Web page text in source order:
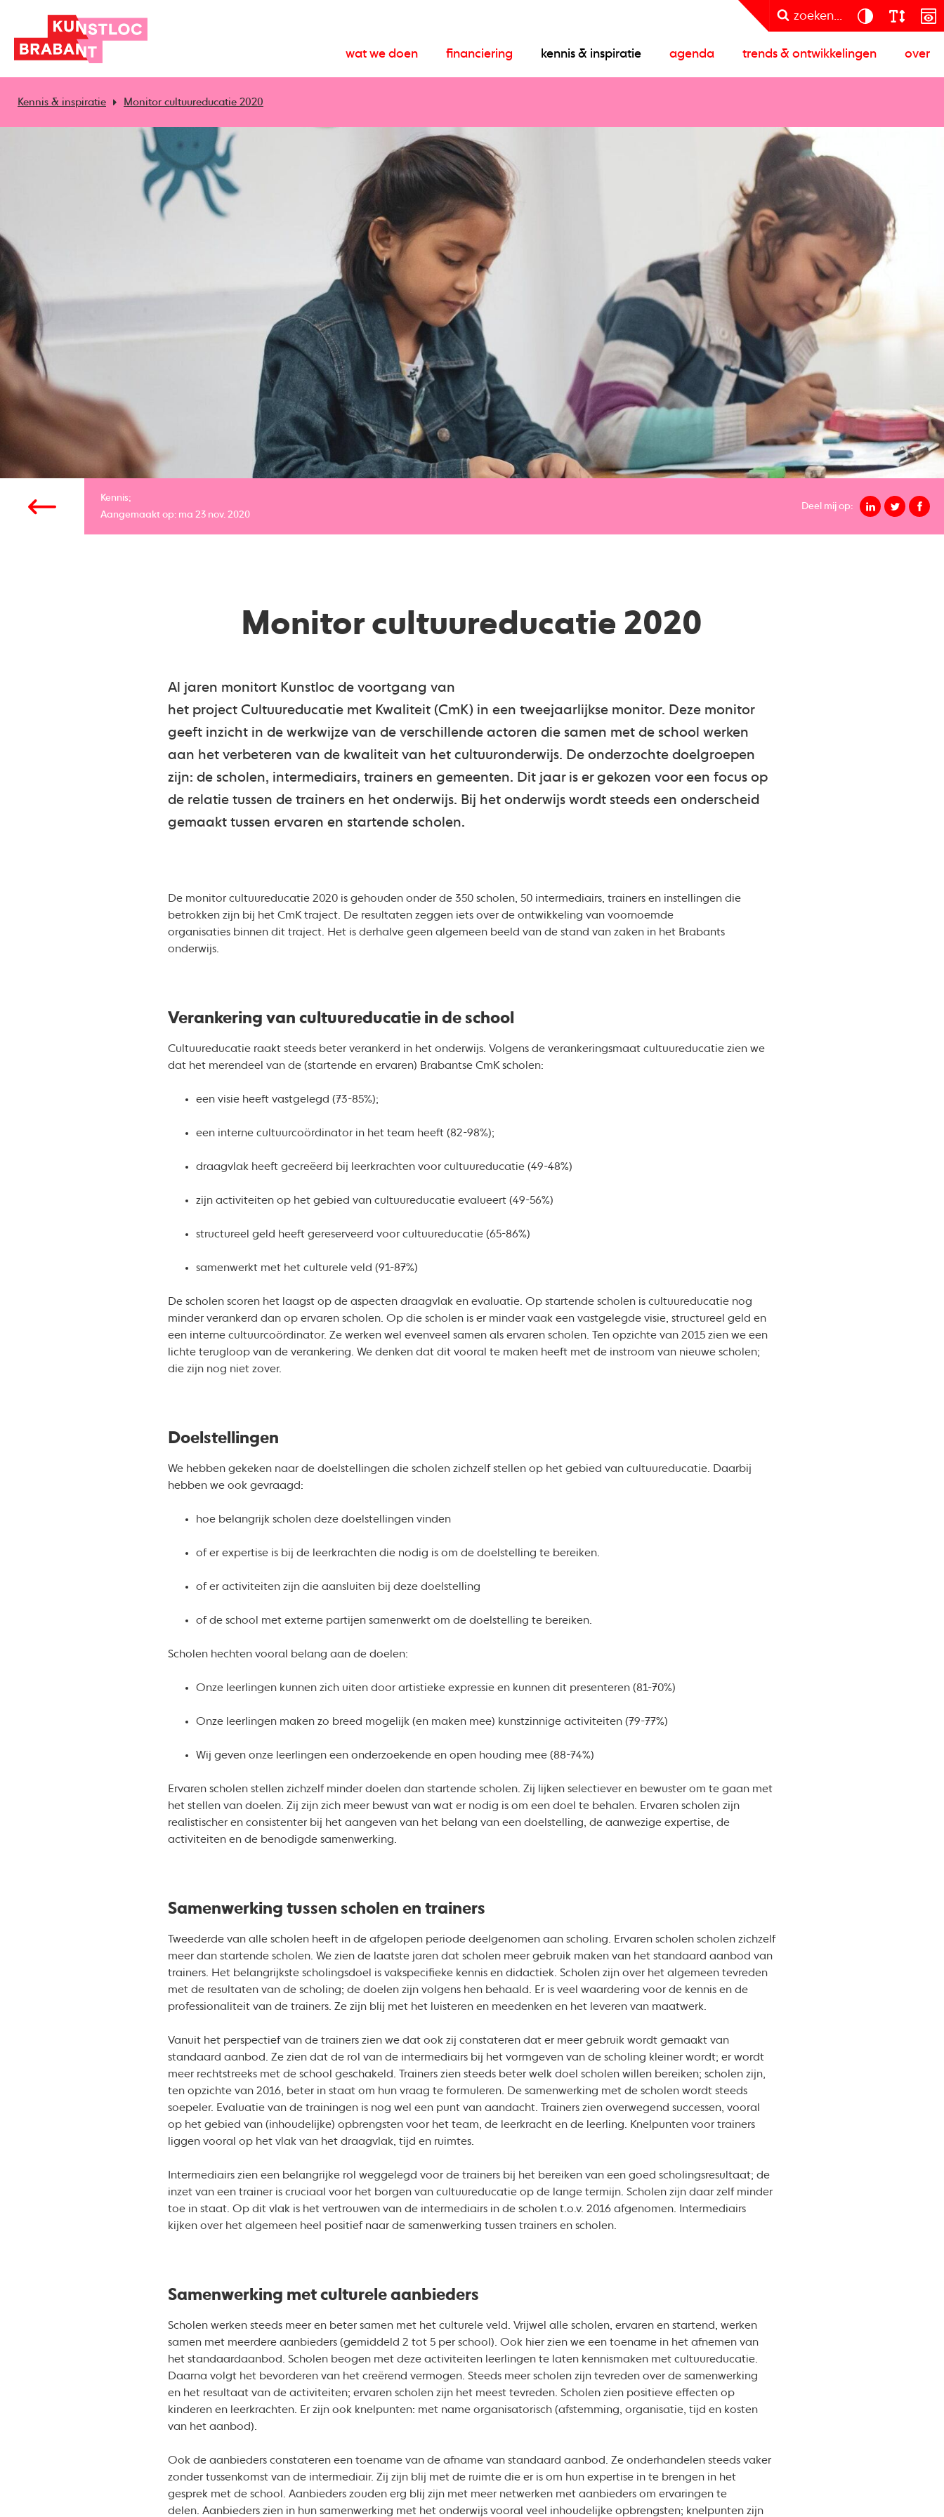
zoeken...
wat we doen financiering kennis & inspiratie agenda trends & ontwikkelingen over
Kennis & inspiratie Monitor cultuureducatie 2020
Kennis;
Aangemaakt op: ma 23 nov. 2020
Deel mij op:
Monitor cultuureducatie 2020
Al jaren monitort Kunstloc de voortgang van
het project Cultuureducatie met Kwaliteit (CmK) in een tweejaarlijkse monitor. Deze monitor
geeft inzicht in de werkwijze van de verschillende actoren die samen met de school werken
aan het verbeteren van de kwaliteit van het cultuuronderwijs. De onderzochte doelgroepen
zijn: de scholen, intermediairs, trainers en gemeenten. Dit jaar is er gekozen voor een focus op
de relatie tussen de trainers en het onderwijs. Bij het onderwijs wordt steeds een onderscheid
gemaakt tussen ervaren en startende scholen.
De monitor cultuureducatie 2020 is gehouden onder de 350 scholen, 50 intermediairs, trainers en instellingen die
betrokken zijn bij het CmK traject. De resultaten zeggen iets over de ontwikkeling van voornoemde
organisaties binnen dit traject. Het is derhalve geen algemeen beeld van de stand van zaken in het Brabants
onderwijs.
Verankering van cultuureducatie in de school
Cultuureducatie raakt steeds beter verankerd in het onderwijs. Volgens de verankeringsmaat cultuureducatie zien we
dat het merendeel van de (startende en ervaren) Brabantse CmK scholen:
een visie heeft vastgelegd (73-85%);
een interne cultuurcoördinator in het team heeft (82-98%);
draagvlak heeft gecreëerd bij leerkrachten voor cultuureducatie (49-48%)
zijn activiteiten op het gebied van cultuureducatie evalueert (49-56%)
structureel geld heeft gereserveerd voor cultuureducatie (65-86%)
samenwerkt met het culturele veld (91-87%)
De scholen scoren het laagst op de aspecten draagvlak en evaluatie. Op startende scholen is cultuureducatie nog
minder verankerd dan op ervaren scholen. Op die scholen is er minder vaak een vastgelegde visie, structureel geld en
een interne cultuurcoördinator. Ze werken wel evenveel samen als ervaren scholen. Ten opzichte van 2015 zien we een
lichte terugloop van de verankering. We denken dat dit vooral te maken heeft met de instroom van nieuwe scholen;
die zijn nog niet zover.
Doelstellingen
We hebben gekeken naar de doelstellingen die scholen zichzelf stellen op het gebied van cultuureducatie. Daarbij
hebben we ook gevraagd:
hoe belangrijk scholen deze doelstellingen vinden
of er expertise is bij de leerkrachten die nodig is om de doelstelling te bereiken.
of er activiteiten zijn die aansluiten bij deze doelstelling
of de school met externe partijen samenwerkt om de doelstelling te bereiken.
Scholen hechten vooral belang aan de doelen:
Onze leerlingen kunnen zich uiten door artistieke expressie en kunnen dit presenteren (81-70%)
Onze leerlingen maken zo breed mogelijk (en maken mee) kunstzinnige activiteiten (79-77%)
Wij geven onze leerlingen een onderzoekende en open houding mee (88-74%)
Ervaren scholen stellen zichzelf minder doelen dan startende scholen. Zij lijken selectiever en bewuster om te gaan met
het stellen van doelen. Zij zijn zich meer bewust van wat er nodig is om een doel te behalen. Ervaren scholen zijn
realistischer en consistenter bij het aangeven van het belang van een doelstelling, de aanwezige expertise, de
activiteiten en de benodigde samenwerking.
Samenwerking tussen scholen en trainers
Tweederde van alle scholen heeft in de afgelopen periode deelgenomen aan scholing. Ervaren scholen scholen zichzelf
meer dan startende scholen. We zien de laatste jaren dat scholen meer gebruik maken van het standaard aanbod van
trainers. Het belangrijkste scholingsdoel is vakspecifieke kennis en didactiek. Scholen zijn over het algemeen tevreden
met de resultaten van de scholing; de doelen zijn volgens hen behaald. Er is veel waardering voor de kennis en de
professionaliteit van de trainers. Ze zijn blij met het luisteren en meedenken en het leveren van maatwerk.
Vanuit het perspectief van de trainers zien we dat ook zij constateren dat er meer gebruik wordt gemaakt van
standaard aanbod. Ze zien dat de rol van de intermediairs bij het vormgeven van de scholing kleiner wordt; er wordt
meer rechtstreeks met de school geschakeld. Trainers zien steeds beter welk doel scholen willen bereiken; scholen zijn,
ten opzichte van 2016, beter in staat om hun vraag te formuleren. De samenwerking met de scholen wordt steeds
soepeler. Evaluatie van de trainingen is nog wel een punt van aandacht. Trainers zien overwegend successen, vooral
op het gebied van (inhoudelijke) opbrengsten voor het team, de leerkracht en de leerling. Knelpunten voor trainers
liggen vooral op het vlak van het draagvlak, tijd en ruimtes.
Intermediairs zien een belangrijke rol weggelegd voor de trainers bij het bereiken van een goed scholingsresultaat; de
inzet van een trainer is cruciaal voor het borgen van cultuureducatie op de lange termijn. Scholen zijn daar zelf minder
toe in staat. Op dit vlak is het vertrouwen van de intermediairs in de scholen t.o.v. 2016 afgenomen. Intermediairs
kijken over het algemeen heel positief naar de samenwerking tussen trainers en scholen.
Samenwerking met culturele aanbieders
Scholen werken steeds meer en beter samen met het culturele veld. Vrijwel alle scholen, ervaren en startend, werken
samen met meerdere aanbieders (gemiddeld 2 tot 5 per school). Ook hier zien we een toename in het afnemen van
het standaardaanbod. Scholen beogen met deze activiteiten leerlingen te laten kennismaken met cultuureducatie.
Daarna volgt het bevorderen van het creërend vermogen. Steeds meer scholen zijn tevreden over de samenwerking
en het resultaat van de activiteiten; ervaren scholen zijn het meest tevreden. Scholen zien positieve effecten op
kinderen en leerkrachten. Er zijn ook knelpunten: met name organisatorisch (afstemming, organisatie, tijd en kosten
van het aanbod).
Ook de aanbieders constateren een toename van de afname van standaard aanbod. Ze onderhandelen steeds vaker
zonder tussenkomst van de intermediair. Zij zijn blij met de ruimte die er is om hun expertise in te brengen in het
gesprek met de school. Aanbieders zouden erg blij zijn met meer netwerken met aanbieders om ervaringen te
delen. Aanbieders zien in hun samenwerking met het onderwijs vooral veel inhoudelijke opbrengsten; knelpunten zijn